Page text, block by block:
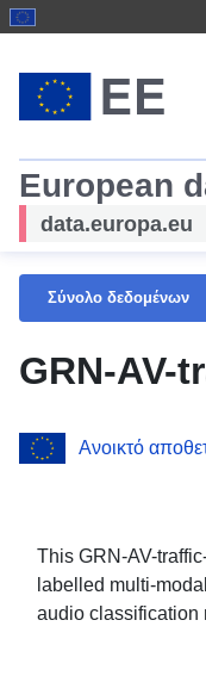
European
data.europa.eu
Σύνολο δεδομένων
GRN-AV-
Ανοικτό
This GRN-AV-
labelled multi-
audio classification